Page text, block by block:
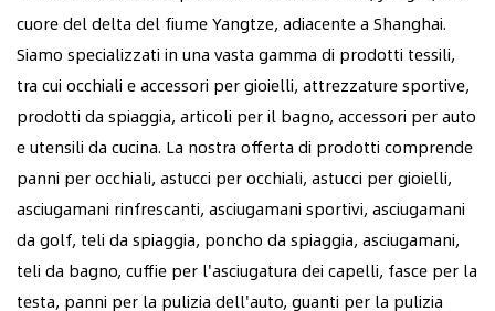
cuore del delta del fiume Yangtze, adiacente a Shanghai.
Siamo specializzati in una vasta gamma di prodotti tessili,
tra cui occhiali e accessori per gioielli, attrezzature sportive,
prodotti da spiaggia, articoli per il bagno, accessori per auto
e utensili da cucina. La nostra offerta di prodotti comprende
panni per occhiali, astucci per occhiali, astucci per gioielli,
asciugamani rinfrescanti, asciugamani sportivi, asciugamani
da golf, teli da spiaggia, poncho da spiaggia, asciugamani,
teli da bagno, cuffie per l'asciugatura dei capelli, fasce per la
testa, panni per la pulizia dell'auto, guanti per la pulizia